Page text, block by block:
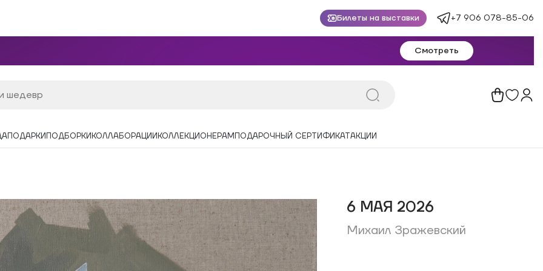
Билеты на выставки +7 906 078-85-06
Смотреть
ПОДАРКИ ПОДБОРКИ КОЛЛАБОРАЦИИ КОЛЛЕКЦИОНЕРАМ ПОДАРОЧНЫЙ СЕРТИФИКАТАКЦИИ
6 МАЯ 2026
Михаил Зражевский